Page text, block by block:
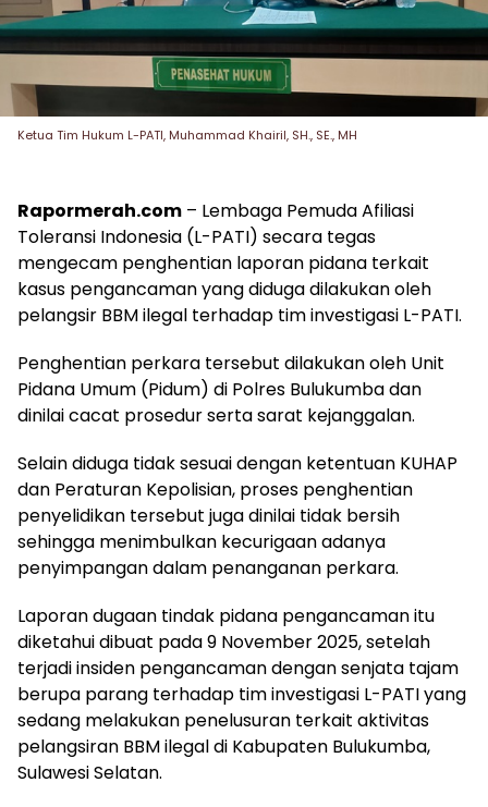
Ketua Tim Hukum L-PATI, Muhammad Khairil, SH., SE., MH
Rapormerah.com – Lembaga Pemuda Afiliasi
Toleransi Indonesia (L-PATI) secara tegas
mengecam penghentian laporan pidana terkait
kasus pengancaman yang diduga dilakukan oleh
pelangsir BBM ilegal terhadap tim investigasi L-PATI.
Penghentian perkara tersebut dilakukan oleh Unit
Pidana Umum (Pidum) di Polres Bulukumba dan
dinilai cacat prosedur serta sarat kejanggalan.
Selain diduga tidak sesuai dengan ketentuan KUHAP
dan Peraturan Kepolisian, proses penghentian
penyelidikan tersebut juga dinilai tidak bersih
sehingga menimbulkan kecurigaan adanya
penyimpangan dalam penanganan perkara.
Laporan dugaan tindak pidana pengancaman itu
diketahui dibuat pada 9 November 2025, setelah
terjadi insiden pengancaman dengan senjata tajam
berupa parang terhadap tim investigasi L-PATI yang
sedang melakukan penelusuran terkait aktivitas
pelangsiran BBM ilegal di Kabupaten Bulukumba,
Sulawesi Selatan.